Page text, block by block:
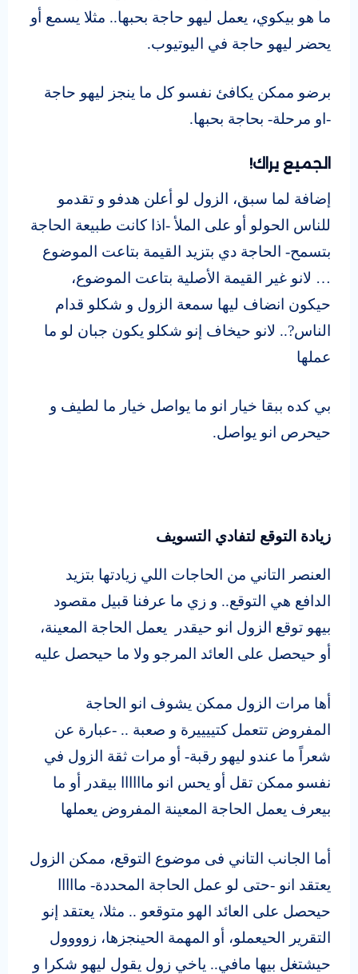
ما هو بيكوي، يعمل ليهو حاجة بحبها.. مثلا يسمع أو
يحضر ليهو حاجة في اليوتيوب.
برضو ممكن يكافئ نفسو كل ما ينجز ليهو حاجة
-او مرحلة- بحاجة بحبها.
الجميع يراك!
إضافة لما سبق، الزول لو أعلن هدفو و تقدمو
للناس الحولو أو على الملأ -اذا كانت طبيعة الحاجة
بتسمح- الحاجة دي بتزيد القيمة بتاعت الموضوع
… لانو غير القيمة الأصلية بتاعت الموضوع،
حيكون انضاف ليها سمعة الزول و شكلو قدام
الناس?.. لانو حيخاف إنو شكلو يكون جبان لو ما
عملها
بي كده ببقا خيار انو ما يواصل خيار ما لطيف و
حيحرص انو يواصل.
زيادة التوقع لتفادي التسويف
العنصر التاني من الحاجات اللي زيادتها بتزيد
الدافع هي التوقع.. و زي ما عرفنا قبيل مقصود
بيهو توقع الزول انو حيقدر يعمل الحاجة المعينة،
أو حيحصل على العائد المرجو ولا ما حيحصل عليه
أها مرات الزول ممكن يشوف انو الحاجة
المفروض تتعمل كتييييرة و صعبة .. -عبارة عن
شعراً ما عندو ليهو رقبة- أو مرات ثقة الزول في
نفسو ممكن تقل أو يحس انو ماااااا بيقدر أو ما
بيعرف يعمل الحاجة المعينة المفروض يعملها
أما الجانب التاني فى موضوع التوقع، ممكن الزول
يعتقد انو -حتى لو عمل الحاجة المحددة- مااااا
حيحصل على العائد الهو متوقعو .. مثلا، يعتقد إنو
التقرير الحيعملو، أو المهمة الحينجزها، زوووول
حيشتغل بيها مافي.. ياخي زول يقول ليهو شكرا و